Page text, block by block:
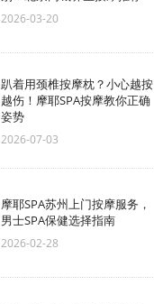
2026-03-20
趴着用颈椎按摩枕？小心越按
越伤！摩耶SPA按摩教你正确
姿势
2026-07-03
摩耶SPA苏州上门按摩服务，
男士SPA保健选择指南
2026-02-28